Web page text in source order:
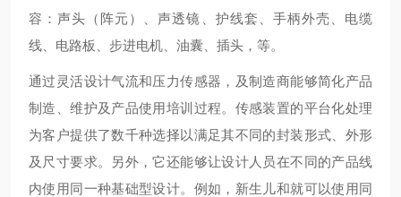
容：声头（阵元）、声透镜、护线套、手柄外壳、电缆
线、电路板、步进电机、油囊、插头，等。
通过灵活设计气流和压力传感器，及制造商能够简化产品
制造、维护及产品使用培训过程。传感装置的平台化处理
为客户提供了数千种选择以满足其不同的封装形式、外形
及尺寸要求。另外，它还能够让设计人员在不同的产品线
内使用同一种基础型设计。例如，新生儿和就可以使用同